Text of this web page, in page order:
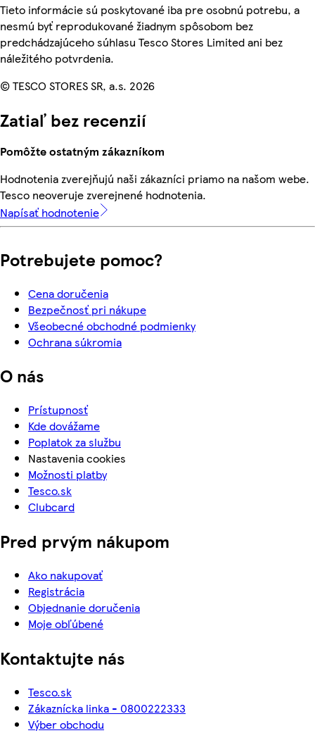
Tieto informácie sú poskytované iba pre osobnú potrebu, a
nesmú byť reprodukované žiadnym spôsobom bez
predchádzajúceho súhlasu Tesco Stores Limited ani bez
náležitého potvrdenia.
© TESCO STORES SR, a.s. 2026
Zatiaľ bez recenzií
Pomôžte ostatným zákazníkom
Hodnotenia zverejňujú naši zákazníci priamo na našom webe.
Tesco neoveruje zverejnené hodnotenia.
Napísať hodnotenie
Potrebujete pomoc?
Cena doručenia
Bezpečnosť pri nákupe
Všeobecné obchodné podmienky
Ochrana súkromia
O nás
Prístupnosť
Kde dovážame
Poplatok za službu
Nastavenia cookies
Možnosti platby
Tesco.sk
Clubcard
Pred prvým nákupom
Ako nakupovať
Registrácia
Objednanie doručenia
Moje obľúbené
Kontaktujte nás
Tesco.sk
Zákaznícka linka - 0800222333
Výber obchodu